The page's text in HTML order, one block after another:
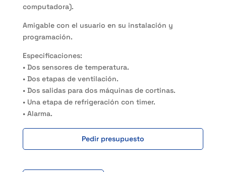
computadora).
Amigable con el usuario en su instalación y
programación.
Especificaciones:
• Dos sensores de temperatura.
• Dos etapas de ventilación.
• Dos salidas para dos máquinas de cortinas.
• Una etapa de refrigeración con timer.
• Alarma.
Pedir presupuesto